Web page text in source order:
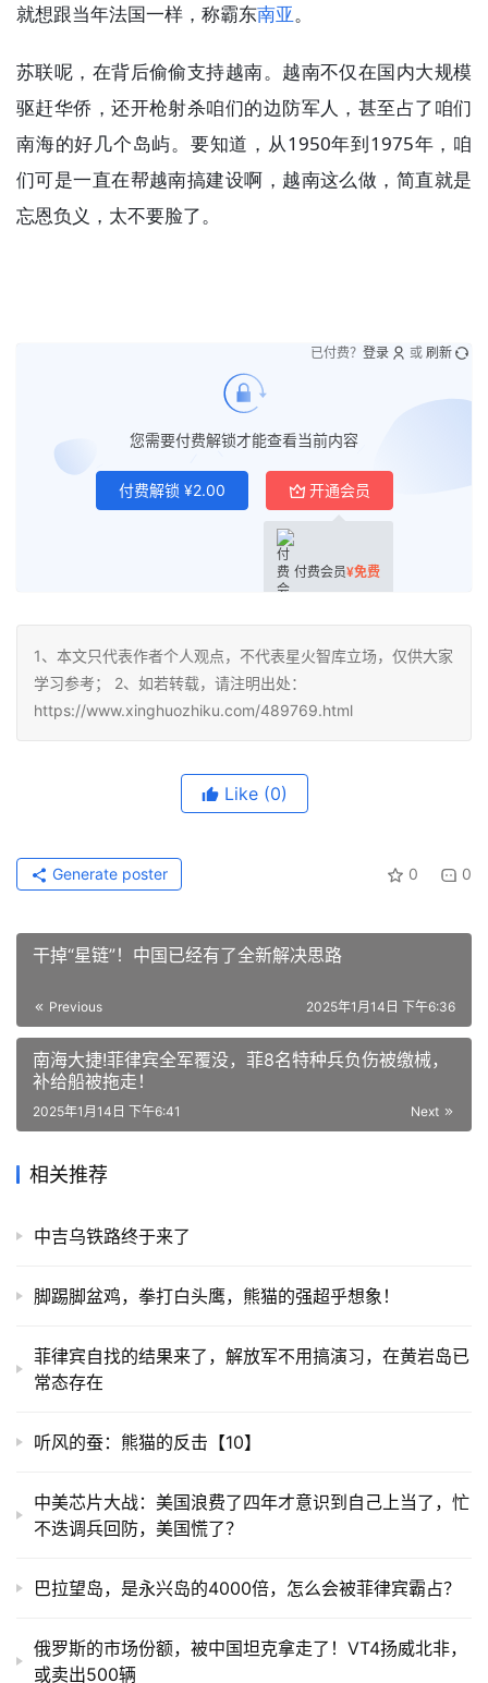
就想跟当年法国一样，称霸东南亚。
苏联呢，在背后偷偷支持越南。越南不仅在国内大规模
驱赶华侨，还开枪射杀咱们的边防军人，甚至占了咱们
南海的好几个岛屿。要知道，从1950年到1975年，咱
们可是一直在帮越南搞建设啊，越南这么做，简直就是
忘恩负义，太不要脸了。
您需要付费解锁才能查看当前内容
付费解锁 ¥2.00 开通会员
付费会员¥免费
已付费？ 登录 或 刷新
1、本文只代表作者个人观点，不代表星火智库立场，仅供大家
学习参考； 2、如若转载，请注明出处：
https://www.xinghuozhiku.com/489769.html
Like (0)
0 0
Generate poster
干掉“星链”！中国已经有了全新解决思路
Previous 2025年1月14日 下午6:36
南海大捷!菲律宾全军覆没，菲8名特种兵负伤被缴械，
补给船被拖走！
Next
2025年1月14日 下午6:41
相关推荐
中吉乌铁路终于来了
脚踢脚盆鸡，拳打白头鹰，熊猫的强超乎想象！
菲律宾自找的结果来了，解放军不用搞演习，在黄岩岛已
常态存在
听风的蚕：熊猫的反击【10】
中美芯片大战：美国浪费了四年才意识到自己上当了，忙
不迭调兵回防，美国慌了？
巴拉望岛，是永兴岛的4000倍，怎么会被菲律宾霸占？
俄罗斯的市场份额，被中国坦克拿走了！VT4扬威北非，
或卖出500辆